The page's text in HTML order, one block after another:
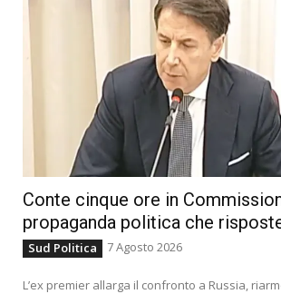
Conte cinque ore in
propaganda politica che
Sud Politica 7 Agosto 2026
L’ex premier allarga il confronto a Russia,